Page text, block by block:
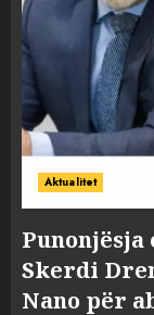
Aktualitet
Skerdi
Nano për